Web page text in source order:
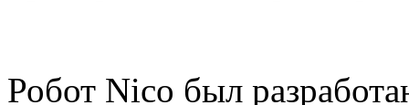
Робот Nico был